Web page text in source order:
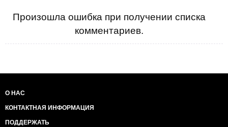
Произошла ошибка при получении списка
комментариев.
О НАС
КОНТАКТНАЯ ИНФОРМАЦИЯ
ПОДДЕРЖАТЬ